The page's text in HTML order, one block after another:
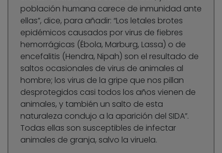
población humana carece de inmunidad ante
ellas”, dice, para añadir: “Los letales brotes
epidémicos causados por virus de fiebres
hemorrágicas (Ébola, Marburg, Lassa) o de
encefalitis (Hendra, Nipah) son el resultado de
saltos ocasionales de virus de animales al
hombre; los virus de la gripe que nos pillan
desprotegidos casi todos los años vienen de
animales, y también un salto de esta
naturaleza condujo a la aparición del SIDA”.
Todas ellas son susceptibles de infectar
animales de granja, salvo la viruela.